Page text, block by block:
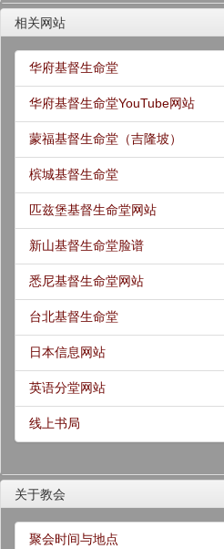
相关网站
华府基督生命堂
华府基督生命堂YouTube网站
蒙福基督生命堂（吉隆坡）
槟城基督生命堂
匹兹堡基督生命堂网站
新山基督生命堂脸谱
悉尼基督生命堂网站
台北基督生命堂
日本信息网站
英语分堂网站
线上书局
关于教会
聚会时间与地点